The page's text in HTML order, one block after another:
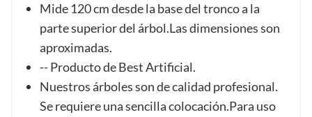
Mide 120 cm desde la base del tronco a la
parte superior del árbol.Las dimensiones son
aproximadas.
-- Producto de Best Artificial.
Nuestros árboles son de calidad profesional.
Se requiere una sencilla colocación.Para uso